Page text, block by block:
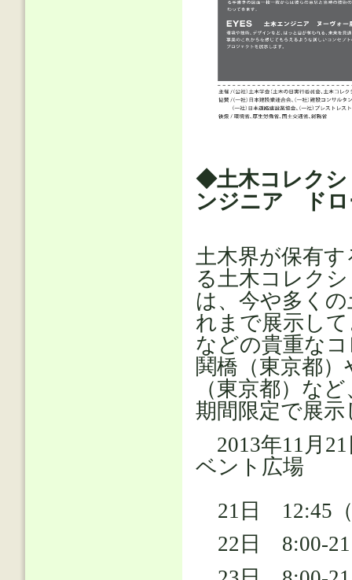
◆土木コレク
ンジニア ドロ
土木界が保有
る土木コレク
は、今や多く
れまで展示し
などの貴重な
鬨橋（東京都
（東京都）な
期間限定で展
2013年11月
ベント広場
21日 12:45（
22日 8:00-